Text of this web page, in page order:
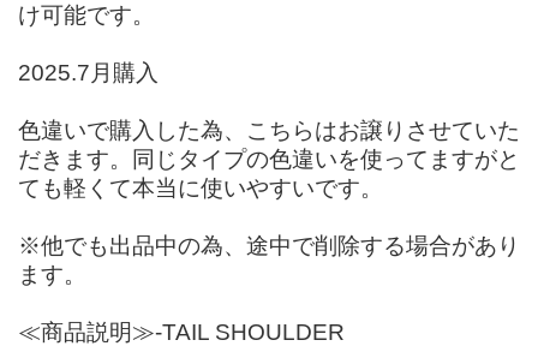
け可能です。
2025.7月購入
色違いで購入した為、こちらはお譲りさせていた
だきます。同じタイプの色違いを使ってますがと
ても軽くて本当に使いやすいです。
※他でも出品中の為、途中で削除する場合があり
ます。
≪商品説明≫-TAIL SHOULDER